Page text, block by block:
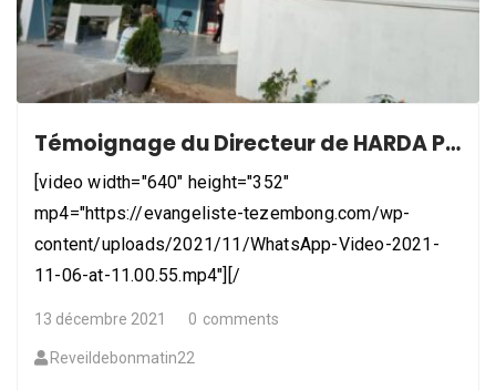
Témoignage du Directeur de HARDA Polyclinic Exemplaire
[video width="640" height="352"
mp4="https://evangeliste-tezembong.com/wp-
content/uploads/2021/11/WhatsApp-Video-2021-
11-06-at-11.00.55.mp4"][/
13 décembre 2021 0 comments
Reveildebonmatin22